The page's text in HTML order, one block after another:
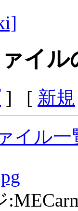
イル
] [ 新規
イル一